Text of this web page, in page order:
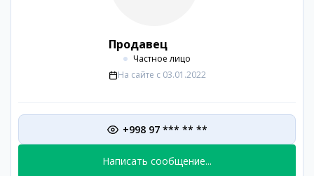
Продавец
Частное лицо
На сайте с 03.01.2022
+998 97 *** ** **
Написать сообщение...